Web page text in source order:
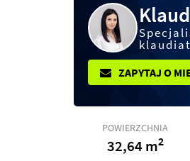
ZAPYTAJ O
POWIERZCHNIA
32,64 m2